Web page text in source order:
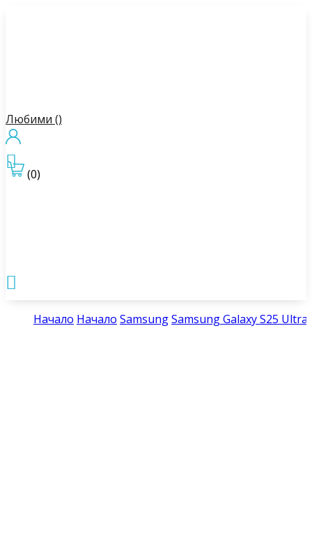
Любими ()
(0)


Начало Начало SamsungSamsung Galaxy S25 Ultra